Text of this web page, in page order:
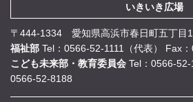
いきいき広場
〒444-1334 愛知県高浜市春日町五丁目
福祉部 Tel：0566-52-1111（代表）
Fax
こども未来部・教育委員会 Tel：0566-52-
0566-52-8188